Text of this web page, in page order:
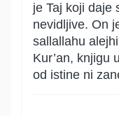
je Taj koji daje
nevidljive. On
sallallahu
Kur’an, knjigu
od istine ni